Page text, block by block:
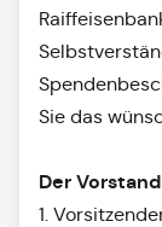
Sie das
Der
1.